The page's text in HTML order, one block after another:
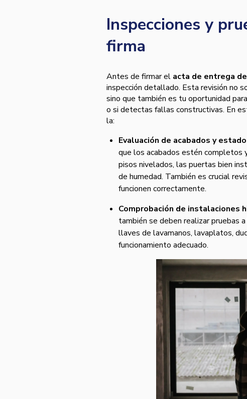
Inspecciones y
firma
Antes de firmar el acta de entrega
inspección detallado. Esta revisión no
sino que también es tu oportunidad
o si detectas fallas constructivas. En
la:
Evaluación de acabados y
que los acabados estén completos
pisos nivelados, las puertas bien
de humedad. También es crucial
funcionen correctamente.
Comprobación de instalaciones
también se deben realizar pruebas
llaves de lavamanos, lavaplatos,
funcionamiento adecuado.